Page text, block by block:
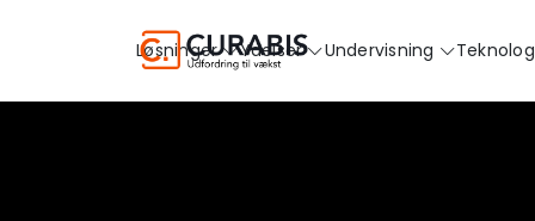
Løsninger Ydelser Undervisning